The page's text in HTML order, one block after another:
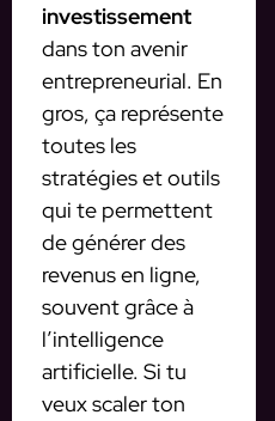
investissement
dans ton avenir
entrepreneurial. En
gros, ça représente
toutes les
stratégies et outils
qui te permettent
de générer des
revenus en ligne,
souvent grâce à
l’intelligence
artificielle. Si tu
veux scaler ton